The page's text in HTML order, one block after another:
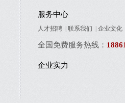
服务中心
人才招聘 联系我们 企业文化
全国免费服务热线：
企业实力